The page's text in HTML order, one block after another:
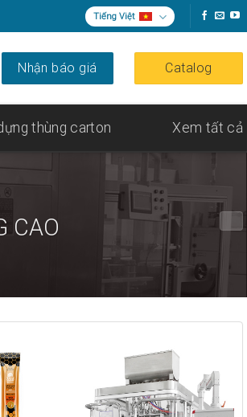
Tiếng Việt
Nhận báo giá Catalog
thùng carton Xem tất cả
CAO